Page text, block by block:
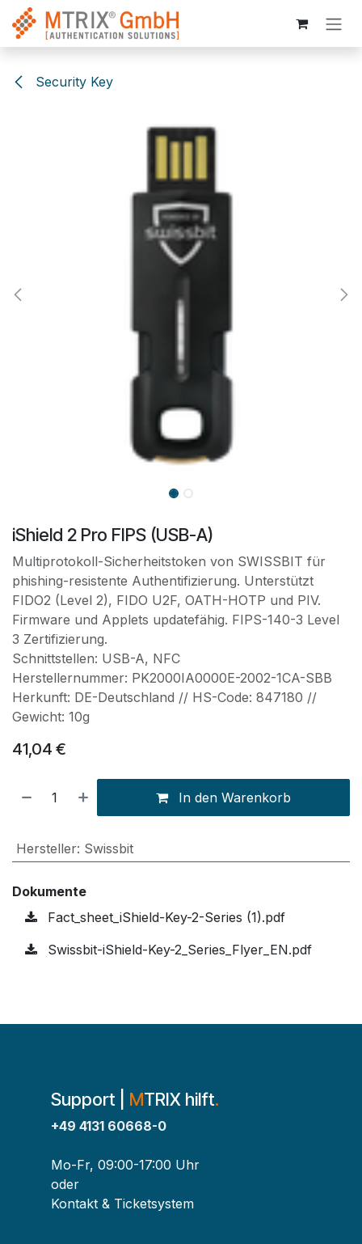
Zum Inhalt springen
Security Key
iShield 2 Pro FIPS (USB-A)
Multiprotokoll-Sicherheitstoken von SWISSBIT für
phishing-resistente Authentifizierung. Unterstützt
FIDO2 (Level 2), FIDO U2F, OATH-HOTP und PIV.
Firmware und Applets updatefähig. FIPS-140-3 Level
3 Zertifizierung.
Schnittstellen: USB-A, NFC
Herstellernummer: PK2000IA0000E-2002-1CA-SBB
Herkunft: DE-Deutschland // HS-Code: 847180 //
Gewicht: 10g
41,04 €
In den Warenkorb
Hersteller: Swissbit
Dokumente
Fact_sheet_iShield-Key-2-Series (1).pdf
Swissbit-iShield-Key-2_Series_Flyer_EN.pdf
Support | MTRIX hilft.
+49 4131 60668-0
Mo-Fr, 09:00-17:00 Uhr
oder
Kontakt & Ticketsystem